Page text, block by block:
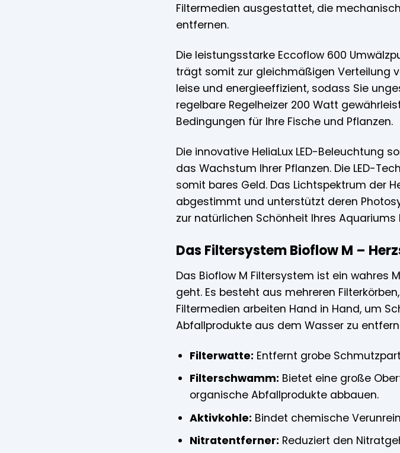
Filtermedien ausgestattet, die
entfernen.
Die leistungsstarke Eccoflow 600
trägt somit zur gleichmäßigen Verteilung
leise und energieeffizient, sodass Sie
regelbare Regelheizer 200 Watt
Bedingungen für Ihre Fische und Pflanzen.
Die innovative HeliaLux LED-Beleuchtung
das Wachstum Ihrer Pflanzen. Die LED-
somit bares Geld. Das Lichtspektrum der
abgestimmt und unterstützt deren
zur natürlichen Schönheit Ihres Aquariums
Das Filtersystem Bioflow M –
Das Bioflow M Filtersystem ist ein wahres
geht. Es besteht aus mehreren
Filtermedien arbeiten Hand in Hand, um
Abfallprodukte aus dem Wasser zu
Filterwatte: Entfernt grobe
Filterschwamm: Bietet eine große
organische Abfallprodukte abbauen.
Aktivkohle: Bindet chemische
Nitratentferner: Reduziert den